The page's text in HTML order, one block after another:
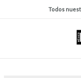
Todos